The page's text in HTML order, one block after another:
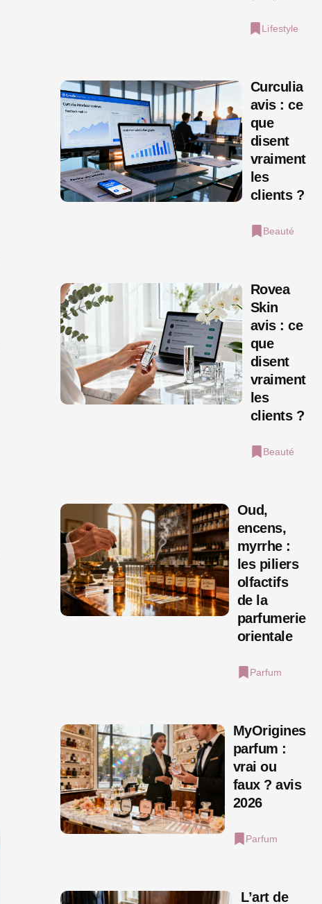
Lifestyle
Curculia
avis : ce
que
disent
vraiment
les
clients ?
Beauté
Rovea
Skin
avis : ce
que
disent
vraiment
les
clients ?
Beauté
Oud,
encens,
myrrhe :
les piliers
olfactifs
de la
parfumerie
orientale
Parfum
MyOrigines
parfum :
vrai ou
faux ? avis
2026
Parfum
L’art de